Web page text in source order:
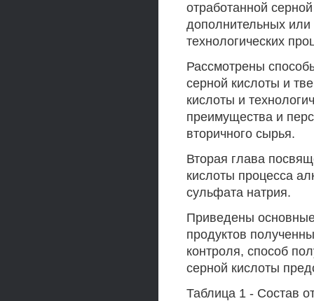
отработанной
дополнительных или
технологических
Рассмотрены
серной кислоты и
кислоты и
преимущества и
вторичного сырья.
Вторая глава
кислоты процесса
сульфата натрия.
Приведены основные
продуктов
контроля, способ
серной кислоты
Таблица 1 - Состав